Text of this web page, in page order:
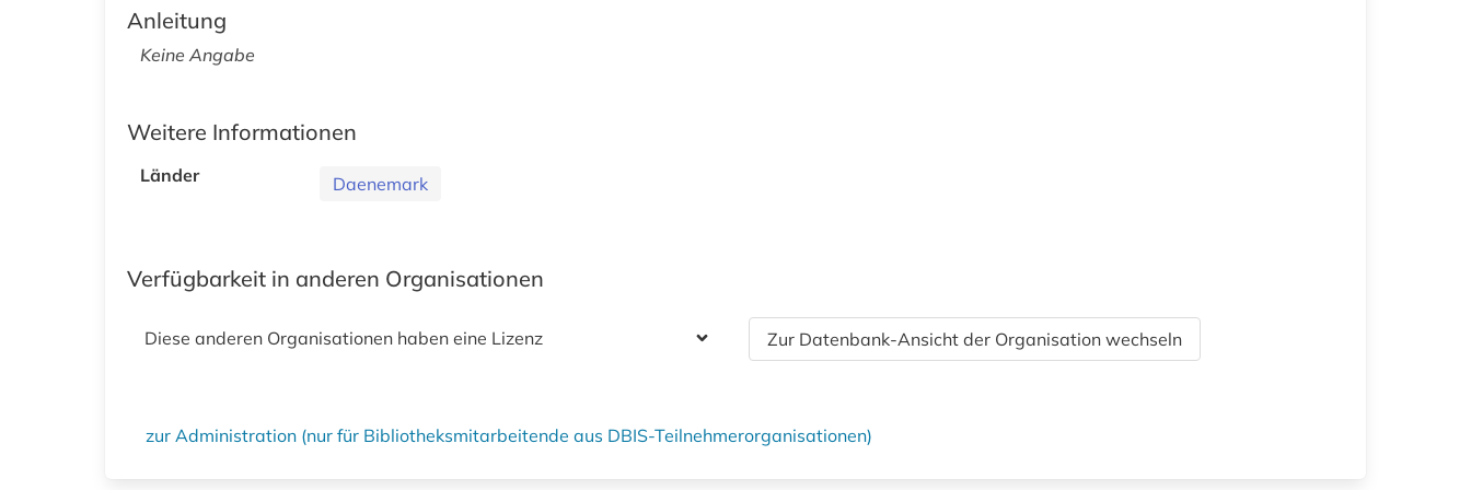
Anleitung
Keine Angabe
Weitere Informationen
Länder Daenemark
Verfügbarkeit in anderen Organisationen
Diese anderen Organisationen haben eine Lizenz Zur Datenbank-Ansicht der Organisation wechseln
zur Administration (nur für Bibliotheksmitarbeitende aus DBIS-Teilnehmerorganisationen)